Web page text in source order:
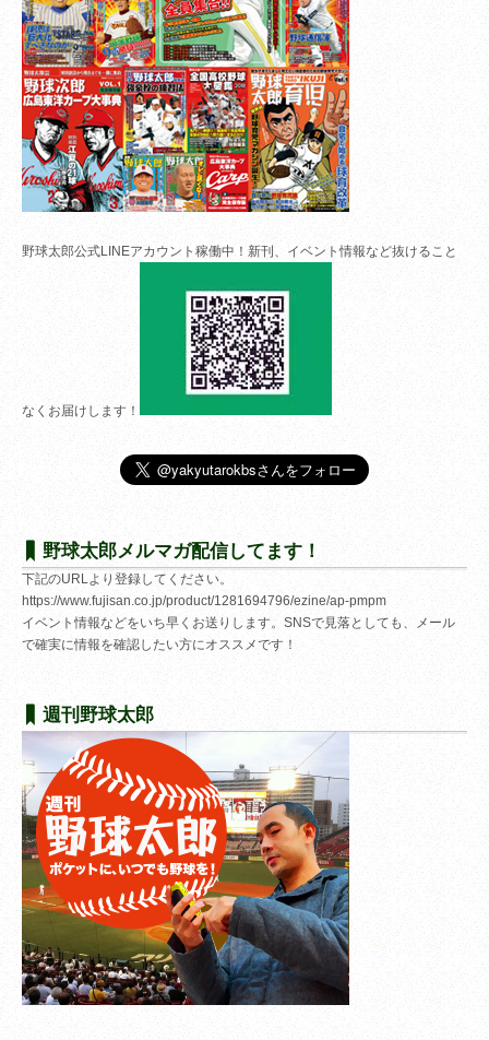
野球太郎公式LINEアカウント稼働中！新刊、イベント情報など抜けること
なくお届けします！
野球太郎メルマガ配信してます！
下記のURLより登録してください。
https://www.fujisan.co.jp/product/1281694796/ezine/ap-pmpm
イベント情報などをいち早くお送りします。SNSで見落としても、メール
で確実に情報を確認したい方にオススメです！
週刊野球太郎